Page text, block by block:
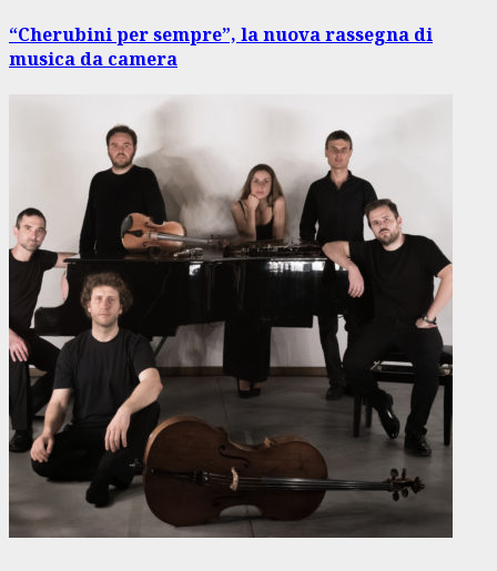
“Cherubini per sempre”, la nuova rassegna di
musica da camera